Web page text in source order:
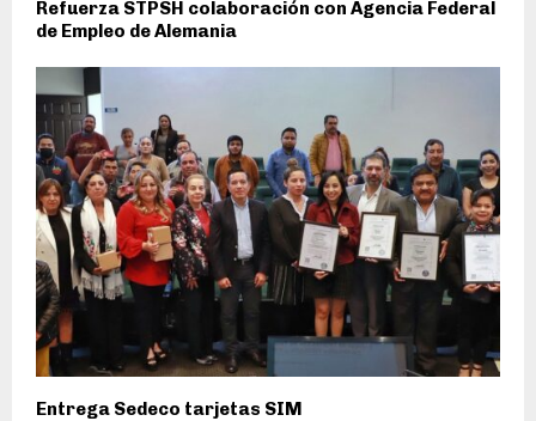
Refuerza STPSH colaboración con Agencia Federal
de Empleo de Alemania
Entrega Sedeco tarjetas SIM